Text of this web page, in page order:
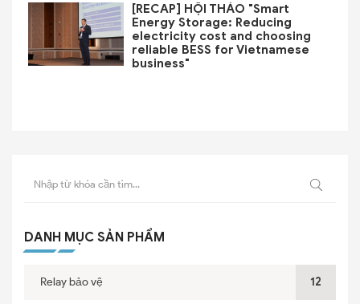
[RECAP] HỘI THẢO "Smart
Energy Storage: Reducing
electricity cost and choosing
reliable BESS for Vietnamese
business"
DANH MỤC SẢN PHẨM
Relay bảo vệ 12